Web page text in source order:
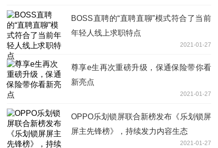
BOSS直聘的“直聘直聊”模式符合了当前
年轻人线上求职特点
2021-01-27
尊享e生再次重磅升级，保通保险带你看
新亮点
2021-01-27
OPPO乐划锁屏联合新榜发布《乐划锁屏
屏主先锋榜》，持续发力内容生态
2021-01-27